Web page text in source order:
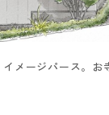
イメージパース。お